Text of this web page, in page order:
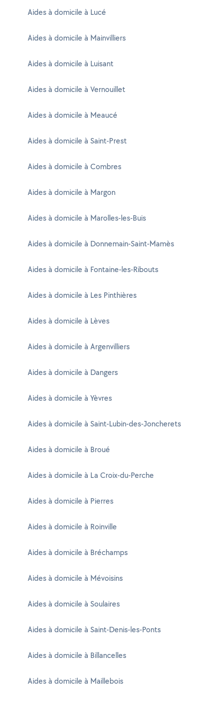
Aides à domicile à Lucé
Aides à domicile à Mainvilliers
Aides à domicile à Luisant
Aides à domicile à Vernouillet
Aides à domicile à Meaucé
Aides à domicile à Saint-Prest
Aides à domicile à Combres
Aides à domicile à Margon
Aides à domicile à Marolles-les-Buis
Aides à domicile à Donnemain-Saint-Mamès
Aides à domicile à Fontaine-les-Ribouts
Aides à domicile à Les Pinthières
Aides à domicile à Lèves
Aides à domicile à Argenvilliers
Aides à domicile à Dangers
Aides à domicile à Yèvres
Aides à domicile à Saint-Lubin-des-Joncherets
Aides à domicile à Broué
Aides à domicile à La Croix-du-Perche
Aides à domicile à Pierres
Aides à domicile à Roinville
Aides à domicile à Bréchamps
Aides à domicile à Mévoisins
Aides à domicile à Soulaires
Aides à domicile à Saint-Denis-les-Ponts
Aides à domicile à Billancelles
Aides à domicile à Maillebois